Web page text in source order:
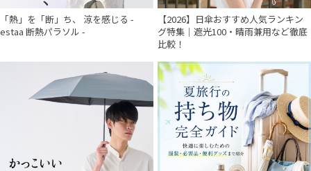
「熱」を「断」ち、 涼を感じる -
estaa 断熱パラソル -
【2026】日傘おすすめ人気ランキン
グ特集｜遮光100・晴雨兼用など徹底
比較！